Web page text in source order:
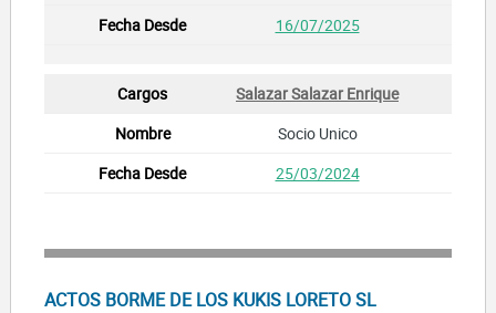
16/07/2025
Salazar Salazar Enrique
Socio Unico
25/03/2024
ACTOS BORME DE LOS KUKIS LORETO SL